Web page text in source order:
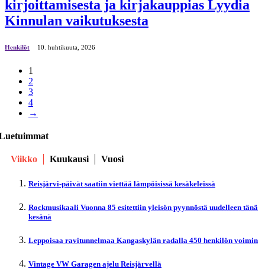
kirjoittamisesta ja kirjakauppias Lyydia
Kinnulan vaikutuksesta
Henkilöt 10. huhtikuuta, 2026
1
2
3
4
→
Viikko Kuukausi Vuosi
Reisjärvi-päivät saatiin viettää lämpöisissä kesäkeleissä
Rockmusikaali Vuonna 85 esitettiin yleisön pyynnöstä uudelleen tänä
kesänä
Leppoisaa ravitunnelmaa Kangaskylän radalla 450 henkilön voimin
Vintage VW Garagen ajelu Reisjärvellä